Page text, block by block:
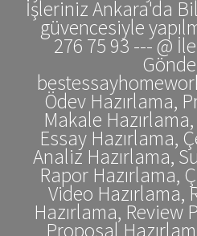
İşleriniz Ankara'da
güvencesiyle
276 75 93 --- @
Ödev Hazırlama,
Makale
Essay Hazırlama,
Analiz Hazırlama,
Rapor Hazırlama,
Video Hazırlama,
Hazırlama, Review
Proposal